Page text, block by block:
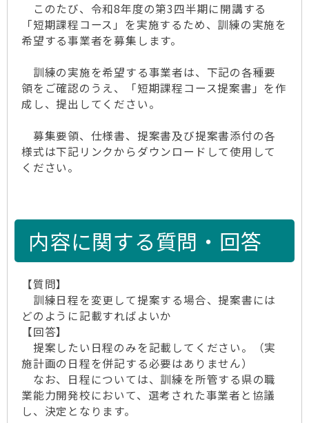
このたび、令和8年度の第3四半期に開講する
「短期課程コース」を実施するため、訓練の実施を
希望する事業者を募集します。
訓練の実施を希望する事業者は、下記の各種要
領をご確認のうえ、「短期課程コース提案書」を作
成し、提出してください。
募集要領、仕様書、提案書及び提案書添付の各
様式は下記リンクからダウンロードして使用して
ください。
内容に関する質問・回答
【質問】
訓練日程を変更して提案する場合、提案書には
どのように記載すればよいか
【回答】
提案したい日程のみを記載してください。（実
施計画の日程を併記する必要はありません）
なお、日程については、訓練を所管する県の職
業能力開発校において、選考された事業者と協議
し、決定となります。